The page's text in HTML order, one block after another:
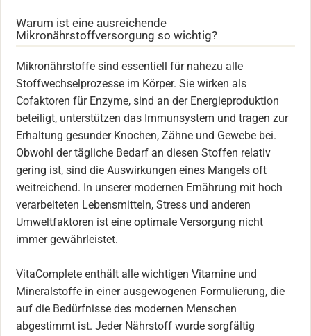
Warum ist eine ausreichende
Mikronährstoffversorgung so wichtig?
Mikronährstoffe sind essentiell für nahezu alle
Stoffwechselprozesse im Körper. Sie wirken als
Cofaktoren für Enzyme, sind an der Energieproduktion
beteiligt, unterstützen das Immunsystem und tragen zur
Erhaltung gesunder Knochen, Zähne und Gewebe bei.
Obwohl der tägliche Bedarf an diesen Stoffen relativ
gering ist, sind die Auswirkungen eines Mangels oft
weitreichend. In unserer modernen Ernährung mit hoch
verarbeiteten Lebensmitteln, Stress und anderen
Umweltfaktoren ist eine optimale Versorgung nicht
immer gewährleistet.
VitaComplete enthält alle wichtigen Vitamine und
Mineralstoffe in einer ausgewogenen Formulierung, die
auf die Bedürfnisse des modernen Menschen
abgestimmt ist. Jeder Nährstoff wurde sorgfältig